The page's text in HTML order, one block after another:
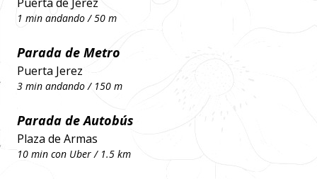
1 min andando / 50 m
Parada de Metro
Puerta Jerez
3 min andando / 150 m
Parada de Autobús
Plaza de Armas
10 min con Uber / 1.5 km